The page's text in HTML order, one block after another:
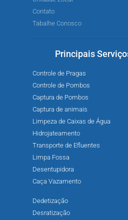
Contato
Tabalhe Conosco
Principais
Controle de Pragas
Controle de Pombos
Captura de Pombos
Captura de animais
Limpeza de Caixas de Água
Hidrojateamento
Transporte de Efluentes
Limpa Fossa
Desentupidora
Caça Vazamento
Dedetização
Desratização